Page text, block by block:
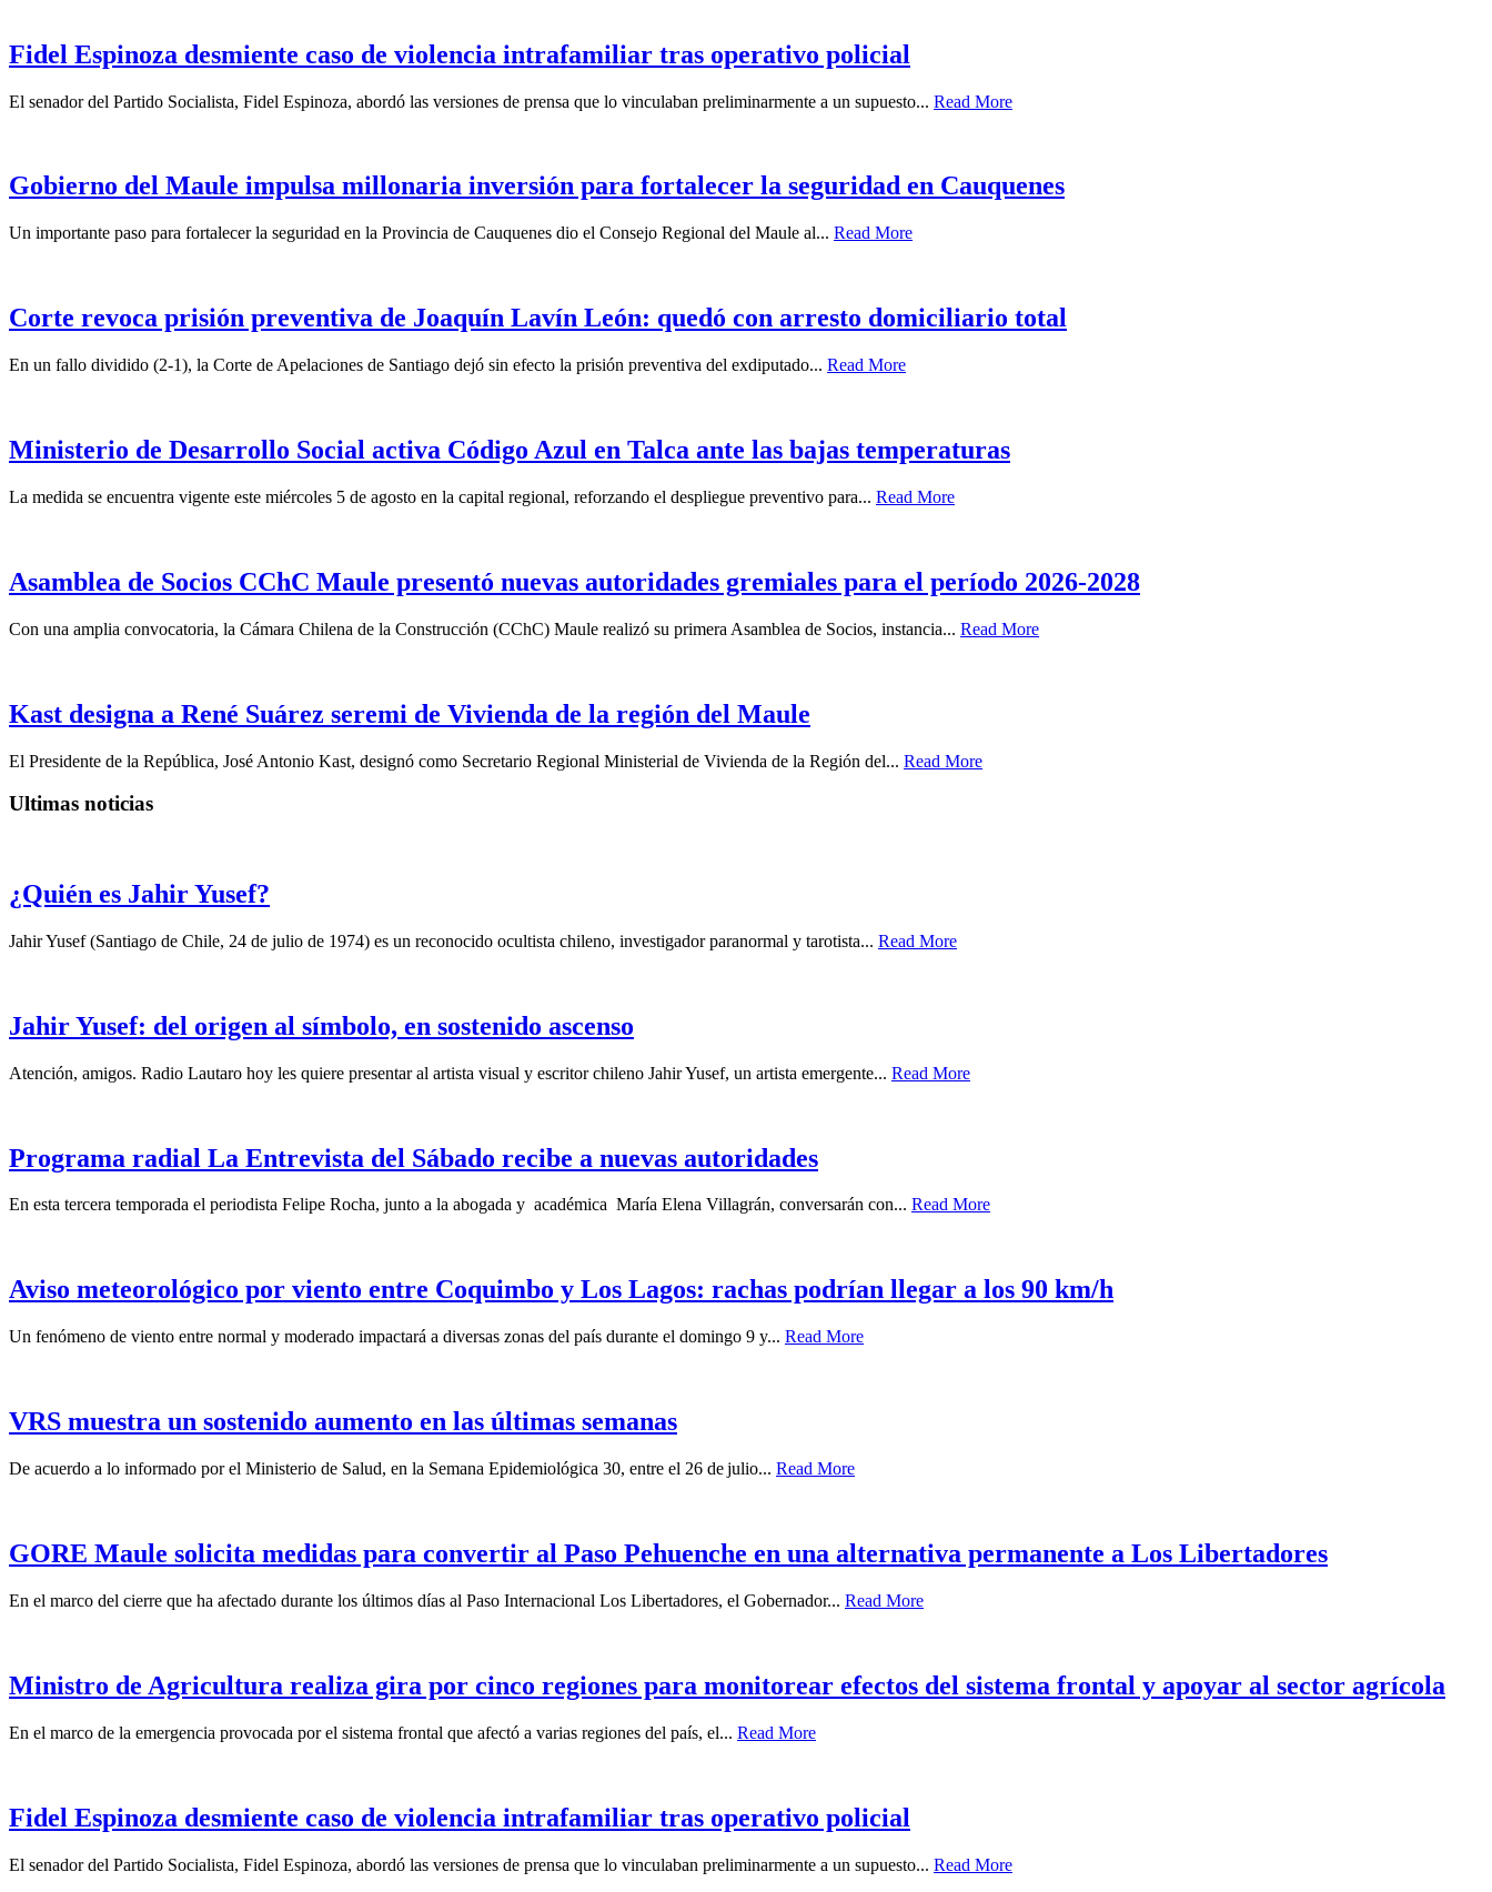
Fidel Espinoza desmiente caso de violencia intrafamiliar tras operativo policial
El senador del Partido Socialista, Fidel Espinoza, abordó las versiones de prensa que lo vinculaban preliminarmente a un supuesto... Read More
Gobierno del Maule impulsa millonaria inversión para fortalecer la seguridad en Cauquenes
Un importante paso para fortalecer la seguridad en la Provincia de Cauquenes dio el Consejo Regional del Maule al... Read More
Corte revoca prisión preventiva de Joaquín Lavín León: quedó con arresto domiciliario total
En un fallo dividido (2-1), la Corte de Apelaciones de Santiago dejó sin efecto la prisión preventiva del exdiputado... Read More
Ministerio de Desarrollo Social activa Código Azul en Talca ante las bajas temperaturas
La medida se encuentra vigente este miércoles 5 de agosto en la capital regional, reforzando el despliegue preventivo para... Read More
Asamblea de Socios CChC Maule presentó nuevas autoridades gremiales para el período 2026-2028
Con una amplia convocatoria, la Cámara Chilena de la Construcción (CChC) Maule realizó su primera Asamblea de Socios, instancia... Read More
Kast designa a René Suárez seremi de Vivienda de la región del Maule
El Presidente de la República, José Antonio Kast, designó como Secretario Regional Ministerial de Vivienda de la Región del... Read More
Ultimas noticias
¿Quién es Jahir Yusef?
Jahir Yusef (Santiago de Chile, 24 de julio de 1974) es un reconocido ocultista chileno, investigador paranormal y tarotista... Read More
Jahir Yusef: del origen al símbolo, en sostenido ascenso
Atención, amigos. Radio Lautaro hoy les quiere presentar al artista visual y escritor chileno Jahir Yusef, un artista emergente... Read More
Programa radial La Entrevista del Sábado recibe a nuevas autoridades
En esta tercera temporada el periodista Felipe Rocha, junto a la abogada y académica María Elena Villagrán, conversarán con... Read More
Aviso meteorológico por viento entre Coquimbo y Los Lagos: rachas podrían llegar a los 90 km/h
Un fenómeno de viento entre normal y moderado impactará a diversas zonas del país durante el domingo 9 y... Read More
VRS muestra un sostenido aumento en las últimas semanas
De acuerdo a lo informado por el Ministerio de Salud, en la Semana Epidemiológica 30, entre el 26 de julio... Read More
GORE Maule solicita medidas para convertir al Paso Pehuenche en una alternativa permanente a Los Libertadores
En el marco del cierre que ha afectado durante los últimos días al Paso Internacional Los Libertadores, el Gobernador... Read More
Ministro de Agricultura realiza gira por cinco regiones para monitorear efectos del sistema frontal y apoyar al sector agrícola
En el marco de la emergencia provocada por el sistema frontal que afectó a varias regiones del país, el... Read More
Fidel Espinoza desmiente caso de violencia intrafamiliar tras operativo policial
El senador del Partido Socialista, Fidel Espinoza, abordó las versiones de prensa que lo vinculaban preliminarmente a un supuesto... Read More